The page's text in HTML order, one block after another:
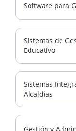
Software para
Sistemas de
Educativo
Sistemas
Alcaldias
Gestión y